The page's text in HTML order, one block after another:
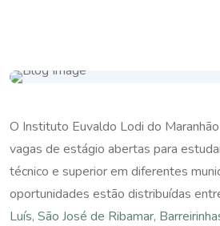
O Instituto Euvaldo Lodi do
vagas de estágio abertas para
técnico e superior em diferentes
oportunidades estão distribuídas
Luís, São José de Ribamar,